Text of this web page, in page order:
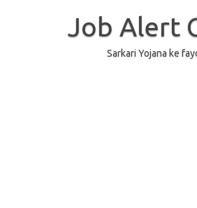
Job Alert
Sarkari Yojana ke